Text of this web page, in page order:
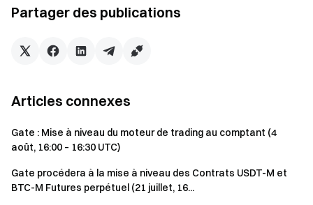
Partager des publications
Articles connexes
Gate : Mise à niveau du moteur de trading au comptant (4
août, 16:00 – 16:30 UTC)
Gate procédera à la mise à niveau des Contrats USDT-M et
BTC-M Futures perpétuel (21 juillet, 16...